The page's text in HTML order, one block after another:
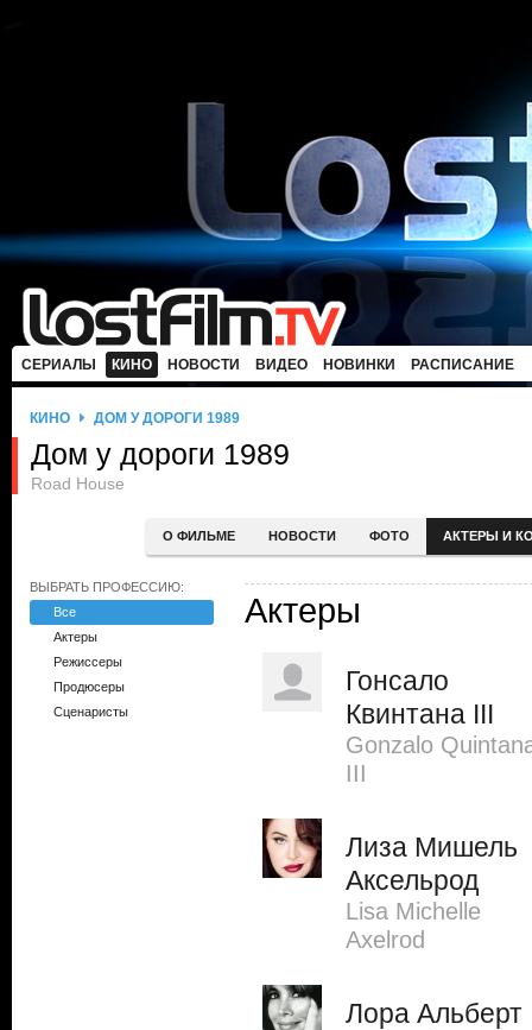
СЕРИАЛЫ КИНО НОВОСТИ ВИДЕО НОВИНКИ РАСПИСАНИЕ
КИНО ДОМ У ДОРОГИ 1989
Дом у дороги 1989
Road House
О ФИЛЬМЕ НОВОСТИ ФОТО АКТЕРЫ И
ВЫБРАТЬ ПРОФЕССИЮ:
Все
Актеры
Режиссеры
Продюсеры
Сценаристы
Актеры
Гонсало
Квинтана III
Gonzalo
III
Лиза Мишель
Аксельрод
Lisa Michelle
Axelrod
Лора Альберт